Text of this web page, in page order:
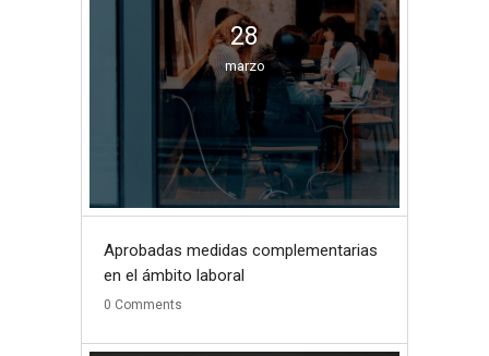
28
marzo
Aprobadas medidas complementarias
en el ámbito laboral
0 Comments